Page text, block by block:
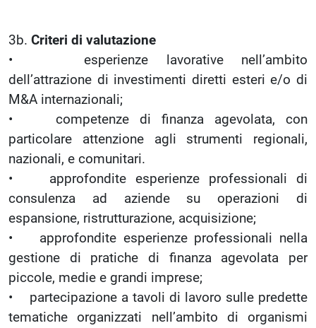
3b. Criteri di valutazione
• esperienze lavorative nell’ambito
dell’attrazione di investimenti diretti esteri e/o di
M&A internazionali;
• competenze di finanza agevolata, con
particolare attenzione agli strumenti regionali,
nazionali, e comunitari.
• approfondite esperienze professionali di
consulenza ad aziende su operazioni di
espansione, ristrutturazione, acquisizione;
• approfondite esperienze professionali nella
gestione di pratiche di finanza agevolata per
piccole, medie e grandi imprese;
• partecipazione a tavoli di lavoro sulle predette
tematiche organizzati nell’ambito di organismi